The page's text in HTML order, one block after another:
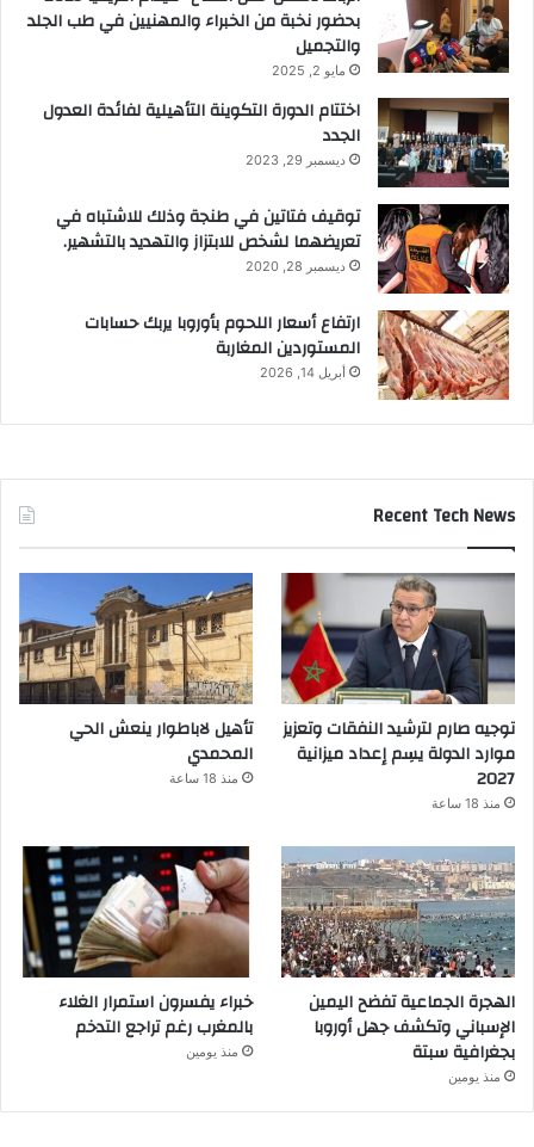
بحضور نخبة من الخبراء والمهنيين في طب الجلد
والتجميل
مايو 2, 2025
اختتام الدورة التكوينة التأهيلية لفائدة العدول
الجدد
ديسمبر 29, 2023
توقيف فتاتين في طنجة وذلك للاشتباه في
تعريضهما لشخص للابتزاز والتهديد بالتشهير.
ديسمبر 28, 2020
ارتفاع أسعار اللحوم بأوروبا يربك حسابات
المستوردين المغاربة
أبريل 14, 2026
Recent Tech News
توجيه صارم لترشيد النفقات وتعزيز
موارد الدولة يسِم إعداد ميزانية
2027
منذ 18 ساعة
تأهيل لاباطوار ينعش الحي
المحمدي
منذ 18 ساعة
الهجرة الجماعية تفضح اليمين
الإسباني وتكشف جهل أوروبا
بجغرافية سبتة
منذ يومين
خبراء يفسرون استمرار الغلاء
بالمغرب رغم تراجع التدخم
منذ يومين